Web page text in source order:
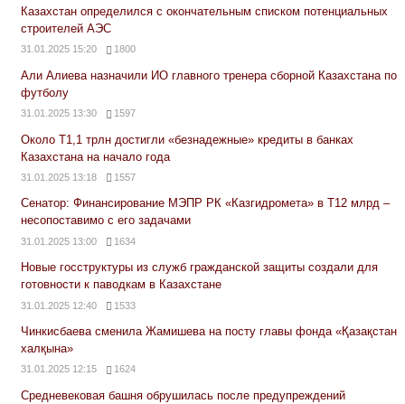
Казахстан определился с окончательным списком потенциальных
строителей АЭС
31.01.2025 15:20 1800
Али Алиева назначили ИО главного тренера сборной Казахстана по
футболу
31.01.2025 13:30 1597
Около Т1,1 трлн достигли «безнадежные» кредиты в банках
Казахстана на начало года
31.01.2025 13:18 1557
Сенатор: Финансирование МЭПР РК «Казгидромета» в Т12 млрд –
несопоставимо с его задачами
31.01.2025 13:00 1634
Новые госструктуры из служб гражданской защиты создали для
готовности к паводкам в Казахстане
31.01.2025 12:40 1533
Чинкисбаева сменила Жамишева на посту главы фонда «Қазақстан
халқына»
31.01.2025 12:15 1624
Средневековая башня обрушилась после предупреждений